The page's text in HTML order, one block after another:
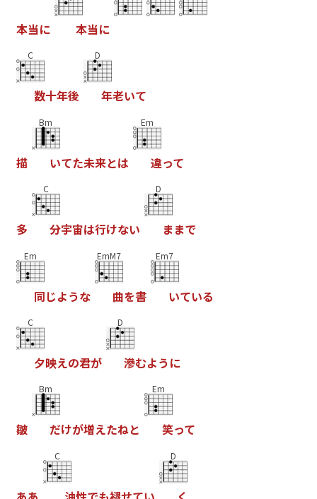
本当に 本当に
C
数十年後
D
年老いて
描
Bm
いてた未来とは
Em
違って
多
C
分宇宙は行けない
D
ままで
Em
同じような
EmM7
曲を書
Em7
いている
C
夕映えの君が
D
滲むよう に
皺
Bm
だけが増えたねと
Em
笑って
C D